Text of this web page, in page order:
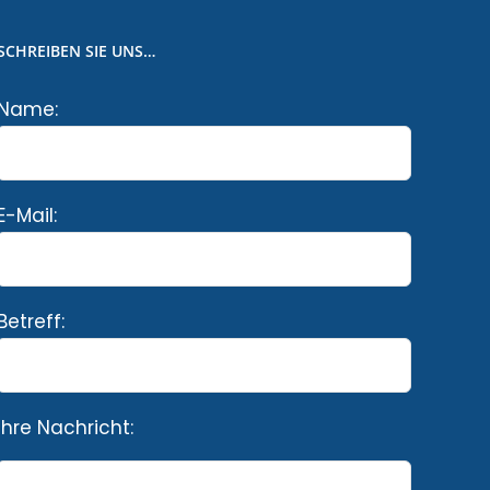
SIE UNS…
Mail:
Nachricht: